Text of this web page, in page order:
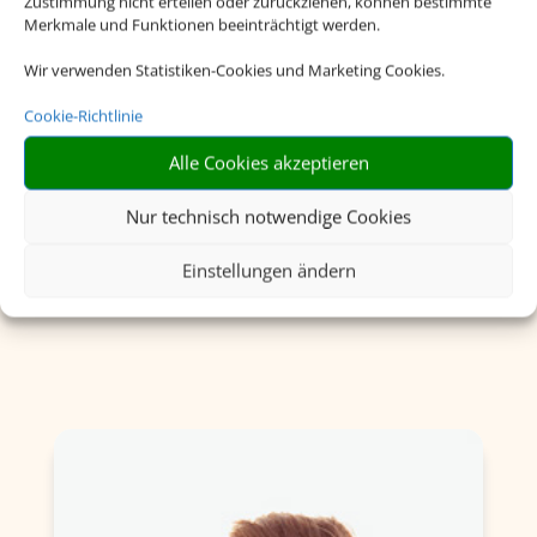
Merkmale und Funktionen beeinträchtigt werden.
Wir verwenden Statistiken-Cookies und Marketing Cookies.
Cookie-Richtlinie
Alle Cookies akzeptieren
Nur technisch notwendige Cookies
Einstellungen ändern